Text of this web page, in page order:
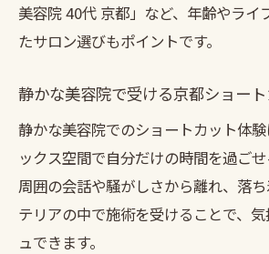
美容院 40代 京都」など、年齢やライ
たサロン選びもポイントです。
静かな美容院で受ける京都ショー
静かな美容院でのショートカット体
ックス空間で自分だけの時間を過ごせ
周囲の会話や騒がしさから離れ、落
テリアの中で施術を受けることで、
ュできます。